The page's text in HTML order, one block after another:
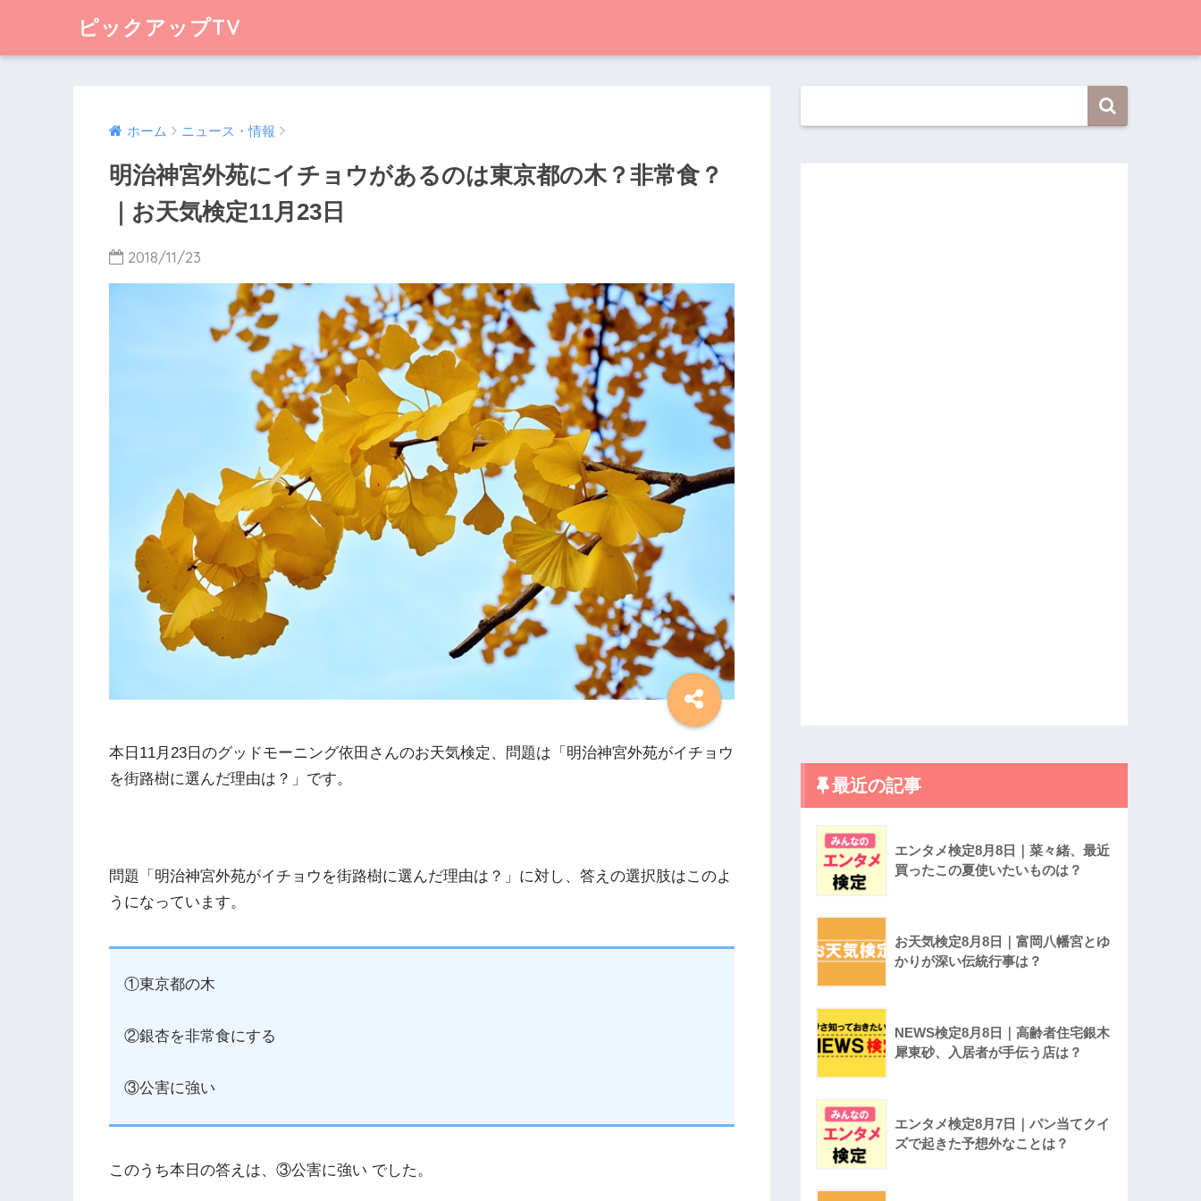
ピックアップTV
ホーム ニュース・情報
明治神宮外苑にイチョウがあるのは東京都の木？非常食？
｜お天気検定11月23日
2018/11/23
本日11月23日のグッドモーニング依田さんのお天気検定、問題は「明治神宮外苑がイチョウ
を街路樹に選んだ理由は？」です。
問題「明治神宮外苑がイチョウを街路樹に選んだ理由は？」に対し、答えの選択肢はこのよ
うになっています。
①東京都の木
②銀杏を非常食にする
③公害に強い
このうち本日の答えは、③公害に強い でした。
最近の記事
エンタメ検定8月8日｜菜々緒、最近
買ったこの夏使いたいものは？
お天気検定8月8日｜富岡八幡宮とゆ
かりが深い伝統行事は？
NEWS検定8月8日｜高齢者住宅銀木
犀東砂、入居者が手伝う店は？
エンタメ検定8月7日｜パン当てクイ
ズで起きた予想外なことは？